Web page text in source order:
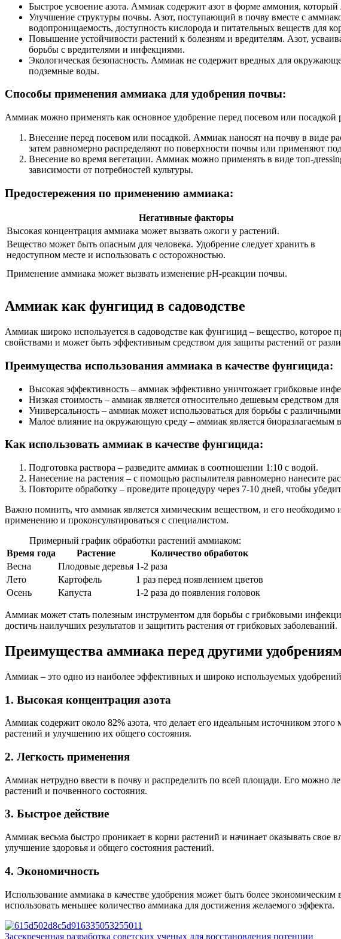
Быстрое усвоение азота. Аммиак содержит азот в форме аммония,
Улучшение структуры почвы. Азот, поступающий в почву вместе с
водопроницаемость, доступность кислорода и питательных веществ для
Повышение устойчивости растений к болезням и вредителям. Азот,
борьбы с вредителями и инфекциями.
Экологическая безопасность. Аммиак не содержит вредных для
подземные воды.
Способы применения аммиака для удобрения почвы:
Аммиак можно применять как основное удобрение перед посевом или посадкой
Внесение перед посевом или посадкой. Аммиак наносят на почву в виде
затем равномерно распределяют по поверхности почвы или применяют
Внесение во время вегетации. Аммиак можно применять в виде топ-
зависимости от потребностей культуры.
Предостережения по применению аммиака:
Негативные факторы
Высокая концентрация аммиака может вызвать ожоги у растений.
Вещество может быть опасным для человека. Удобрение следует хранить в
недоступном месте и использовать с осторожностью.
Применение аммиака может вызвать изменение pH-реакции почвы.
Аммиак как фунгицид в садоводстве
Аммиак широко используется в садоводстве как фунгицид – вещество,
свойствами и может быть эффективным средством для защиты растений от
Преимущества использования аммиака в качестве фунгицида:
Высокая эффективность – аммиак эффективно уничтожает грибковые
Низкая стоимость – аммиак является относительно дешевым средством
Универсальность – аммиак может использоваться для борьбы с
Малое влияние на окружающую среду – аммиак является биоразлагаемым
Как использовать аммиак в качестве фунгицида:
Подготовка раствора – разведите аммиак в соотношении 1:10 с водой.
Нанесение на растения – с помощью распылителя равномерно нанесите
Повторите обработку – проведите процедуру через 7-10 дней, чтобы
Важно помнить, что аммиак является химическим веществом, и его необходимо
применению и проконсультироваться с специалистом.
Примерный график обработки растений аммиаком:
Время года
Растение
Количество обработок
Весна
Плодовые деревья 1-2 раза
Лето
Картофель
1 раз перед появлением цветов
Осень
Капуста 1-2 раза до появления головок
Аммиак может стать полезным инструментом для борьбы с грибковыми
достичь наилучших результатов и защитить растения от грибковых заболеваний.
Преимущества аммиака перед другими
Аммиак – это одно из наиболее эффективных и широко используемых
1. Высокая концентрация азота
Аммиак содержит около 82% азота, что делает его идеальным источником
растений и улучшению их общего состояния.
2. Легкость применения
Аммиак нетрудно ввести в почву и распределить по всей площади. Его можно
растений и почвенного состояния.
3. Быстрое действие
Аммиак весьма быстро проникает в корни растений и начинает оказывать свое
улучшение здоровья и общего состояния растений.
4. Экономичность
Использование аммиака в качестве удобрения может быть более
использовать меньшее количество аммиака для достижения желаемого эффекта.
Засекреченная разработка советских ученых для восстановления потенции